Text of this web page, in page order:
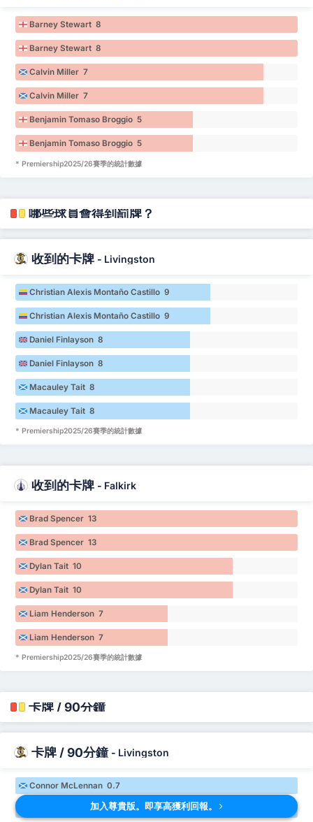
Barney Stewart 8
Barney Stewart 8
Calvin Miller 7
Calvin Miller 7
Benjamin Tomaso Broggio 5
Benjamin Tomaso Broggio 5
* Premiership2025/26賽季的統計數據
哪些球員會得到罰牌？
收到的卡牌 - Livingston
Christian Alexis Montaño Castillo 9
Christian Alexis Montaño Castillo 9
Daniel Finlayson 8
Daniel Finlayson 8
Macauley Tait 8
Macauley Tait 8
* Premiership2025/26賽季的統計數據
收到的卡牌 - Falkirk
Brad Spencer 13
Brad Spencer 13
Dylan Tait 10
Dylan Tait 10
Liam Henderson 7
Liam Henderson 7
* Premiership2025/26賽季的統計數據
卡牌 / 90分鐘
卡牌 / 90分鐘 - Livingston
Connor McLennan 0.7
Connor McLennan 0.7加入尊貴版。即享高獲利回報。